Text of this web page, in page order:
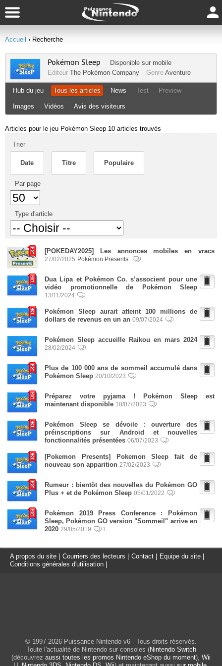
Accueil › Recherche
Pokémon Sleep Disponible sur mobile
Editeur The Pokémon Company Genre Aventure
Hub du jeu Tous les articles News Test Preview
Images Vidéos Avis des visiteurs
Articles pour le jeu Pokémon Sleep 10 articles trouvés
Trier
Date Titre Populaire
Par page
Type d'article
[POKEDAY2025] Les annonces mobiles en vracs
27/02/2025 Pokémon Presents
Dua Lipa et Pokémon Co. s’associent pour une
vidéo promotionnelle de Pokémon Sleep
13/11/2024
Pokémon Sleep aurait atteint 100 millions de
dollars de revenus en un an 09/07/2024
Pokémon Sleep accueille Raikou en mars 2024
28/02/2024
Plus de 100 000 ans de sommeil accumulé dans
Pokémon Sleep 20/10/2023
Préparez votre pyjama ! Pokémon Sleep est
maintenant disponible 18/07/2023
Pokémon Sleep se dévoile : ouverture des
préinscriptions sur Android et nouvelles
fonctionnalités présentées 06/07/2023
[Pokemon Presents] Pokemon Sleep fait de
nouveau son apparition 27/02/2023
Rumeur : bientôt des nouvelles du Pokémon GO
Plus + et de Pokémon Sleep 05/01/2022
Pokémon 2019 Press Conference : Pokémon
Sleep, Pokémon GO version "Sommeil" arrive en
2020 29/05/2019 1
A propos du site Courriers des lecteurs Contact Equipe du site
Conditions générales d'utilisation
© 1997-2026 Puissance Nintendo v6 - Tous droits réservés.
Toute l'actualité de Nintendo sur consoles (Nintendo Switch
(découvrez aussi toutes les promos Nintendo eShop du moment), Wii